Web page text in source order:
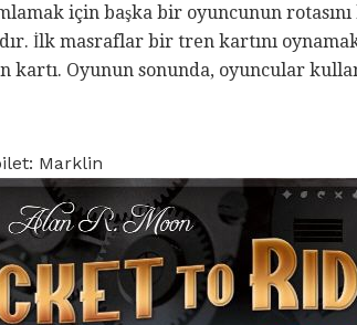
için başka bir oyuncunun
İlk masraflar bir tren kartını
kartı. Oyunun sonunda, oyuncular
Marklin